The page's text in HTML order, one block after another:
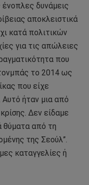
δυνάμεις
αποκλειστικά
κατά πολιτικών
για τις απώλειες
που
το 2014 ως
που είχε
Αυτό ήταν μια από
Δεν είδαμε
θύματα από τη
της Σεούλ”.
καταγγελίες ή